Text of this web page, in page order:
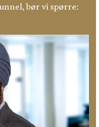
bør vi spørre: